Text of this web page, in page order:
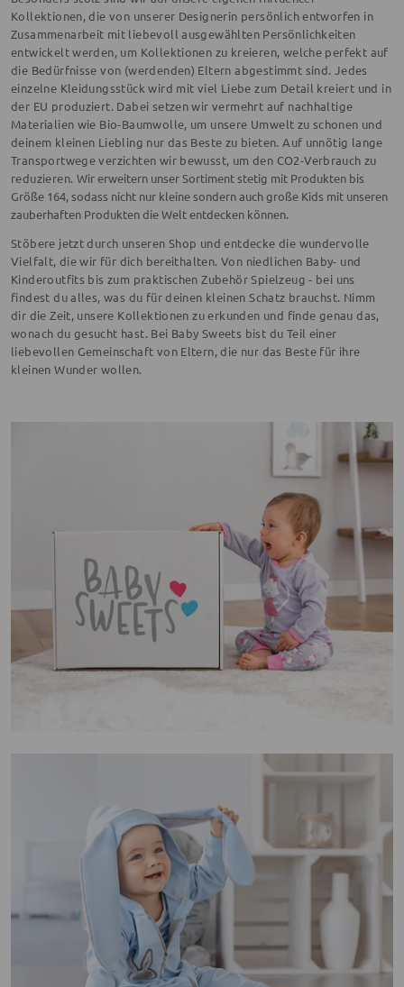
Kollektionen, die von unserer Designerin persönlich entworfen in
Zusammenarbeit mit liebevoll ausgewählten Persönlichkeiten
entwickelt werden, um Kollektionen zu kreieren, welche perfekt auf
die Bedürfnisse von (werdenden) Eltern abgestimmt sind. Jedes
einzelne Kleidungsstück wird mit viel Liebe zum Detail kreiert und in
der EU produziert. Dabei setzen wir vermehrt auf nachhaltige
Materialien wie Bio-Baumwolle, um unsere Umwelt zu schonen und
deinem kleinen Liebling nur das Beste zu bieten. Auf unnötig lange
Transportwege verzichten wir bewusst, um den CO2-Verbrauch zu
reduzieren. Wir erweitern unser Sortiment stetig mit Produkten bis
Größe 164, sodass nicht nur kleine sondern auch große Kids mit unseren
zauberhaften Produkten die Welt entdecken können.
Stöbere jetzt durch unseren Shop und entdecke die wundervolle
Vielfalt, die wir für dich bereithalten. Von niedlichen Baby- und
Kinderoutfits bis zum praktischen Zubehör Spielzeug - bei uns
findest du alles, was du für deinen kleinen Schatz brauchst. Nimm
dir die Zeit, unsere Kollektionen zu erkunden und finde genau das,
wonach du gesucht hast. Bei Baby Sweets bist du Teil einer
liebevollen Gemeinschaft von Eltern, die nur das Beste für ihre
kleinen Wunder wollen.